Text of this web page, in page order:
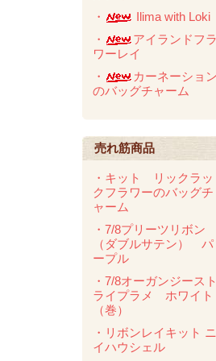
・
Ilima with Loki
・
アイランドフラ
ワーレイ
・
カーネーション
のバッグチャーム
売れ筋商品
・キット リックラッ
クフラワーのバッグチ
ャーム
・7/8プリーツリボン
（ダブルサテン） パ
ープル
・7/8オーガンジースト
ライプラメ ホワイト
（巻）
・リボンレイキット ニ
イハウシェル